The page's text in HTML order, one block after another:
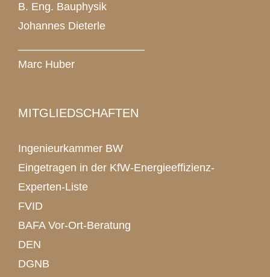
B. Eng. Bauphysik
Johannes Dieterle
Marc Huber
MITGLIEDSCHAFTEN
Ingenieurkammer BW
Eingetragen in der KfW-Energieeffizienz-
Experten-Liste
FVID
BAFA Vor-Ort-Beratung
DEN
DGNB